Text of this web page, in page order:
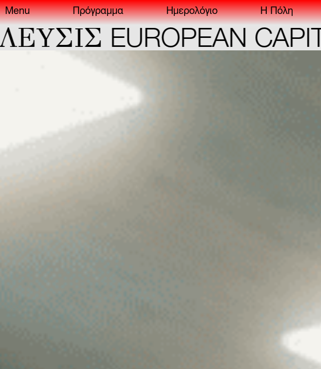
Menu Πρόγραμμα Ημερολόγιο Η Πόλη
EUROPEAN CAPITAL